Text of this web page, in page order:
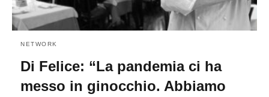
NETWORK
Di Felice: “La pandemia ci ha
messo in ginocchio. Abbiamo